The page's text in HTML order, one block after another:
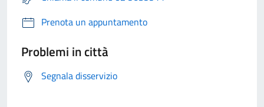
Prenota un appuntamento
Problemi in città
Segnala disservizio